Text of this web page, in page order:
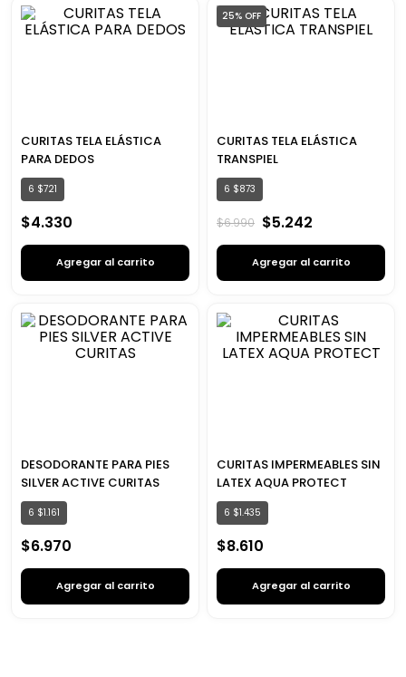
CURITAS TELA ELÁSTICA
PARA DEDOS
6 $721
$4.330
Agregar al carrito
25% OFF
CURITAS TELA ELÁSTICA
TRANSPIEL
6 $873
$6.990 $5.242
Agregar al carrito
DESODORANTE PARA PIES
SILVER ACTIVE CURITAS
6 $1.161
$6.970
Agregar al carrito
CURITAS IMPERMEABLES SIN
LATEX AQUA PROTECT
6 $1.435
$8.610
Agregar al carrito